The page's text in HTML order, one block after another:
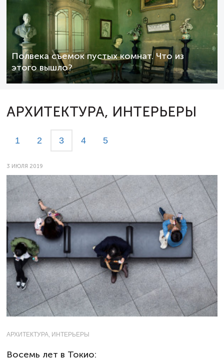
Полвека съемок пустых комнат. Что из
этого вышло?
АРХИТЕКТУРА, ИНТЕРЬЕРЫ
1 2 3 4 5
3 ИЮЛЯ 2019
АРХИТЕКТУРА, ИНТЕРЬЕРЫ
Восемь лет в Токио: